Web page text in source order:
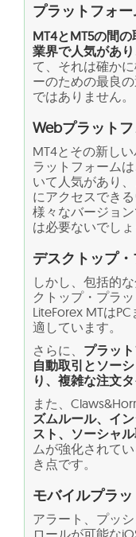
プラットフォ
MT4とMT5の間
業界で人気があり
て、それは確か
ーのための最良
ではありません。
Webプラット
MT4とその新し
ラットフォーム
いて人気があり
にアクセスでき
様々なバージョ
は必要ないでしょ
デスクトップ
しかし、包括的
クトップ・プラ
LiteForex MTは
適しています。
さらに、 プラッ
自動取引とソー
り、複雑な注文
また、
ズムルール、イ
スト、ソーシャ
ムが強化されて
き点です。
モバイルプラ
アラート、プッ
ロールが可能な